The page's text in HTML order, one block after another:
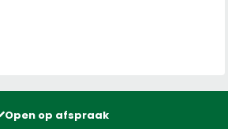
Open op afspraak